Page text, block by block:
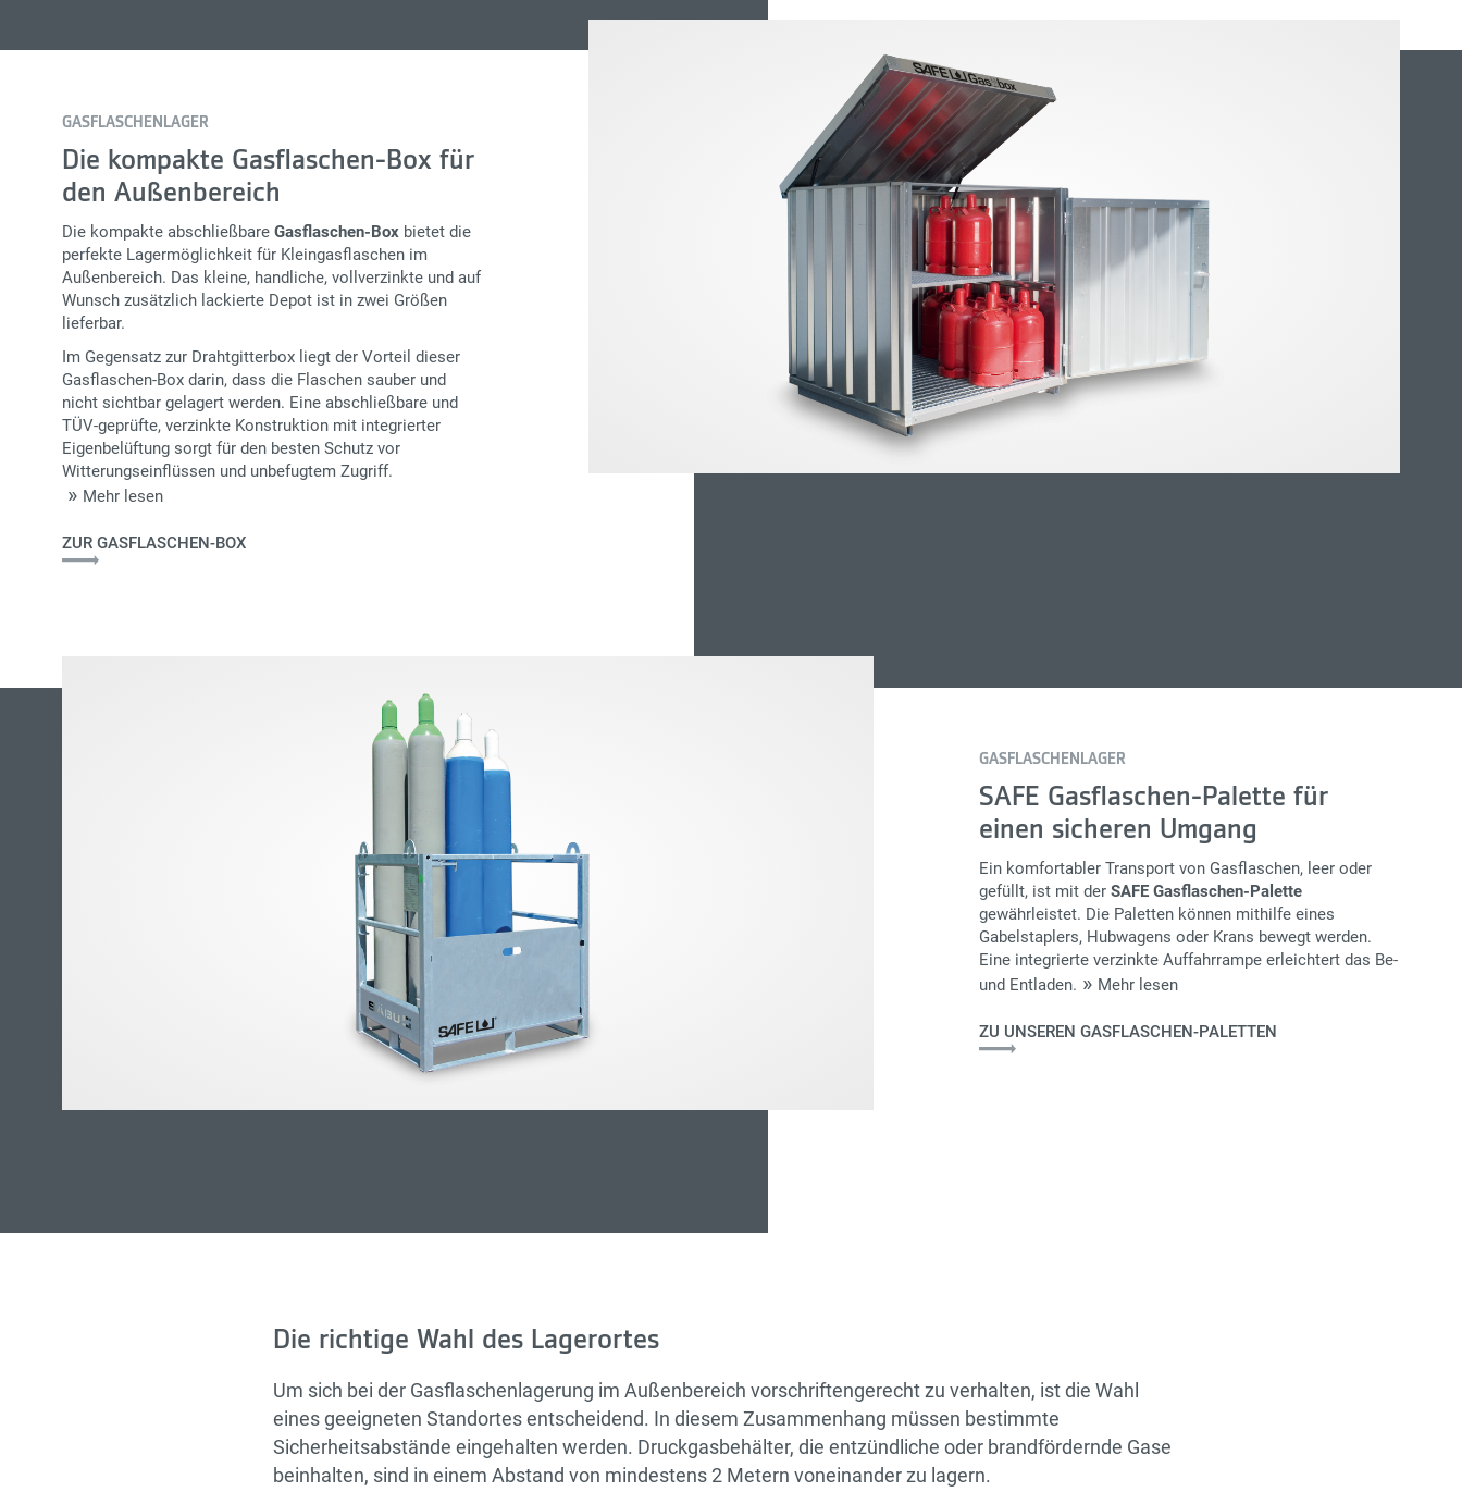
GASFLASCHENLAGER
Die kompakte Gasflaschen-Box für
den Außenbereich
Die kompakte abschließbareGasflaschen-Box bietet die
perfekte Lagermöglichkeit für Kleingasflaschen im
Außenbereich. Das kleine, handliche, vollverzinkte und auf
Wunsch zusätzlich lackierte Depot ist in zwei Größen
lieferbar.
Im Gegensatz zur Drahtgitterbox liegt der Vorteil dieser
Gasflaschen-Box darin, dass die Flaschen sauber und
nicht sichtbar gelagert werden. Eine abschließbare und
TÜV-geprüfte, verzinkte Konstruktion mit integrierter
Eigenbelüftung sorgt für den besten Schutz vor
Witterungseinflüssen und unbefugtem Zugriff.
Mehr lesen
ZUR GASFLASCHEN-BOX
GASFLASCHENLAGER
SAFE Gasflaschen-Palette für
einen sicheren Umgang
Ein komfortabler Transport von Gasflaschen, leer oder
gefüllt, ist mit der SAFE Gasflaschen-Palette
gewährleistet. Die Paletten können mithilfe eines
Gabelstaplers, Hubwagens oder Krans bewegt werden.
Eine integrierte verzinkte Auffahrrampe erleichtert das Be-
und Entladen.
Mehr lesen
ZU UNSEREN GASFLASCHEN-PALETTEN
Die richtige Wahl des Lagerortes
Um sich bei der Gasflaschenlagerung im Außenbereich vorschriftengerecht zu verhalten, ist die Wahl
eines geeigneten Standortes entscheidend. In diesem Zusammenhang müssen bestimmte
Sicherheitsabstände eingehalten werden. Druckgasbehälter, die entzündliche oder brandfördernde Gase
beinhalten, sind in einem Abstand von mindestens 2 Metern voneinander zu lagern.